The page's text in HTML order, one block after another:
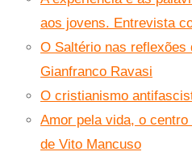
aos jovens. Entrevista
O Saltério nas reflexões
Gianfranco Ravasi
O cristianismo
Amor pela vida, o
de Vito Mancuso